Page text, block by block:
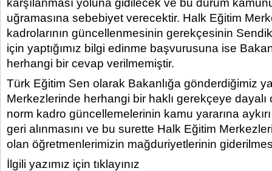
karşılanması yoluna gidilecek ve bu durum
uğramasına sebebiyet verecektir. Halk Eğitim
kadrolarının güncellenmesinin gerekçesinin
için yaptığımız bilgi edinme başvurusuna ise
herhangi bir cevap verilmemiştir.
Türk Eğitim Sen olarak Bakanlığa gönderdiğimiz
Merkezlerinde herhangi bir haklı gerekçeye dayalı
norm kadro güncellemelerinin kamu yararına
geri alınmasını ve bu surette Halk Eğitim
olan öğretmenlerimizin mağduriyetlerinin
İlgili yazımız için tıklayınız